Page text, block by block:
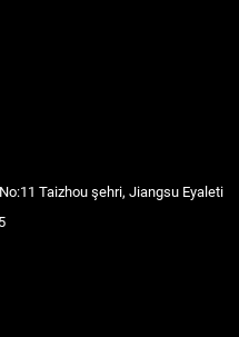
Taizhou şehri, Jiangsu Eyaleti